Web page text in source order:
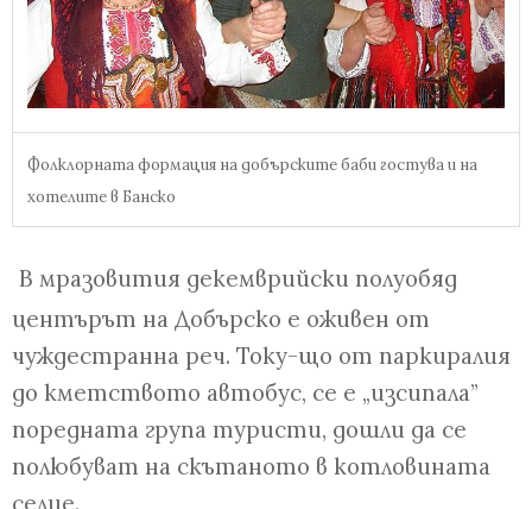
Фолклорната формация на добърските баби гостува и на
хотелите в Банско
В мразовития декемврийски полуобяд
центърът на Добърско е оживен от
чуждестранна реч. Току-що от паркиралия
до кметството автобус, се е „изсипала”
поредната група туристи, дошли да се
полюбуват на скътаното в котловината
селце.